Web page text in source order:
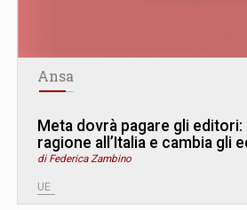
Ansa
Meta dovrà pagare gli editori:
ragione all’Italia e cambia gli
di Federica Zambino
UE